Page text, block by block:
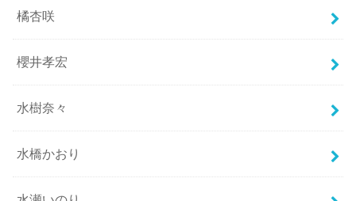
橘杏咲
櫻井孝宏
水樹奈々
水橋かおり